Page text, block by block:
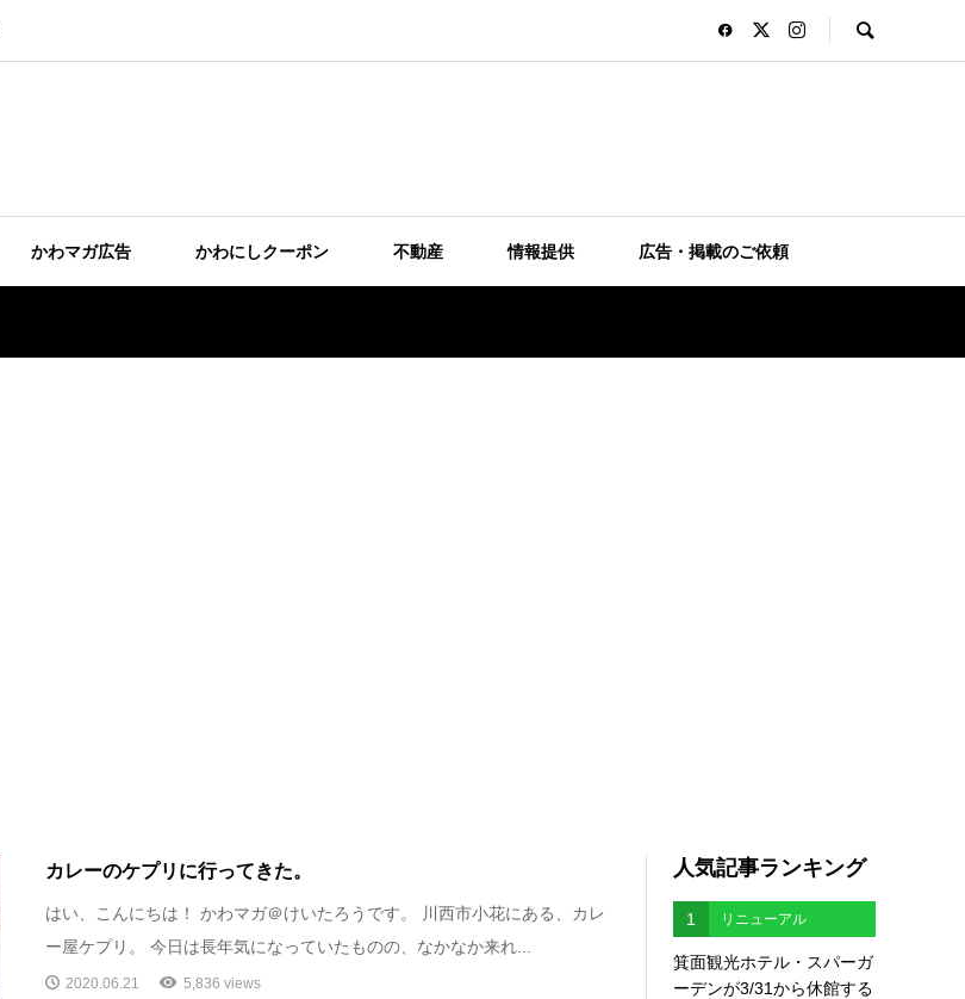
かわマガ広告 かわにしクーポン 不動産 情報提供 広告・掲載のご依頼
カレーのケプリに行ってきた。
はい、こんにちは！ かわマガ＠けいたろうです。 川西市小花にある、カレ
ー屋ケプリ。 今日は長年気になっていたものの、なかなか来れ...
2020.06.21 5,836 views
人気記事ランキング
1 リニューアル
箕面観光ホテル・スパーガ
ーデンが3/31から休館する